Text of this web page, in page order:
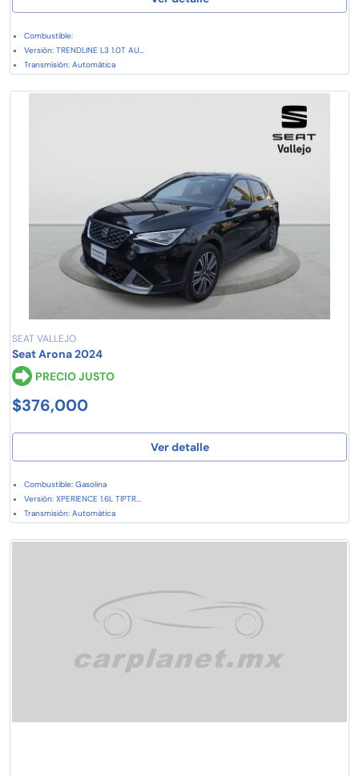
Combustible:
Versión: TRENDLINE L3 1.0T AU...
Transmisión: Automática
SEAT VALLEJO
Seat Arona 2024
PRECIO JUSTO
$376,000
Ver detalle
Combustible: Gasolina
Versión: XPERIENCE 1.6L TIPTR...
Transmisión: Automática